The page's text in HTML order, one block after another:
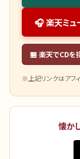
🎧 楽天ミュ
🏪 楽天でCDを探
※上記リンクはアフ
懐か